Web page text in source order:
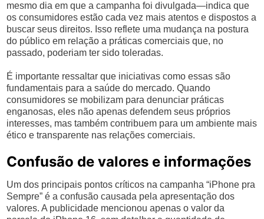
mesmo dia em que a campanha foi divulgada—indica que
os consumidores estão cada vez mais atentos e dispostos a
buscar seus direitos. Isso reflete uma mudança na postura
do público em relação a práticas comerciais que, no
passado, poderiam ter sido toleradas.
É importante ressaltar que iniciativas como essas são
fundamentais para a saúde do mercado. Quando
consumidores se mobilizam para denunciar práticas
enganosas, eles não apenas defendem seus próprios
interesses, mas também contribuem para um ambiente mais
ético e transparente nas relações comerciais.
Confusão de valores e informações
Um dos principais pontos críticos na campanha “iPhone pra
Sempre” é a confusão causada pela apresentação dos
valores. A publicidade mencionou apenas o valor da